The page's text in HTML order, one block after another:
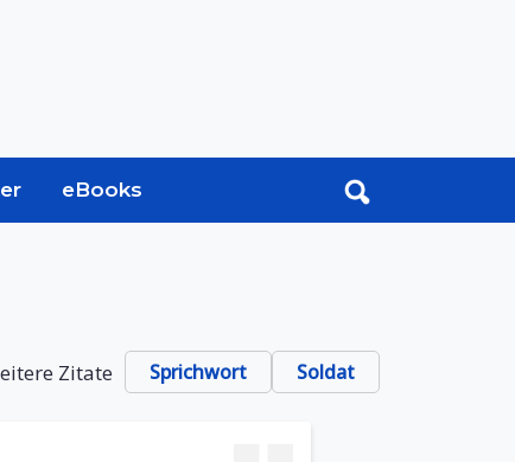
eBooks
Zitate Sprichwort Soldat